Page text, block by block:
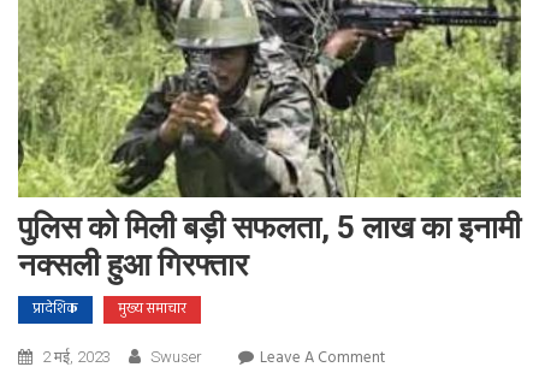
पुलिस को मिली बड़ी सफलता, 5 लाख का इनामी
नक्सली हुआ गिरफ्तार
प्रादेशिक मुख्य समाचार
2 मई, 2023 Swuser Leave A CommentOn